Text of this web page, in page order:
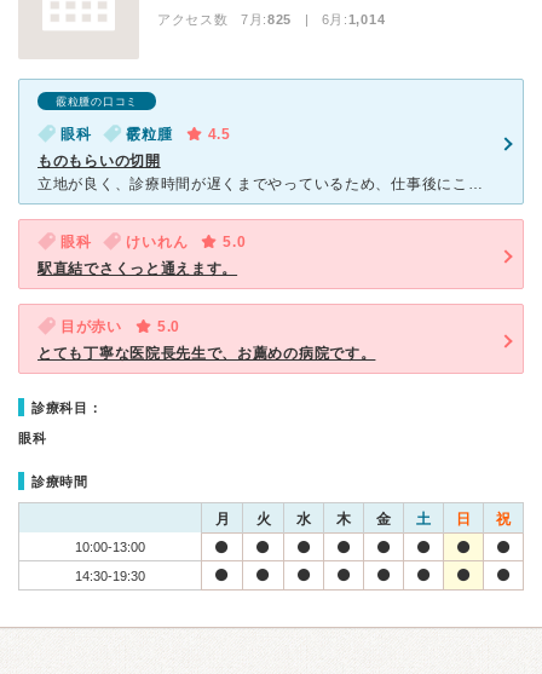
アクセス数 7月:825 | 6月:1,014
霰粒腫の口コミ
眼科 霰粒腫
4.5
ものもらいの切開
立地が良く、診療時間が遅くまでやっているため、仕事後にこちらに通っています。 通常はコンタクトを作るために来ているのですが、 その日はものもらいの切開をするために掛かりました。 病院に来られ
眼科 けいれん
5.0
駅直結でさくっと通えます。
目が赤い
5.0
とても丁寧な医院長先生で、お薦めの病院です。
診療科目：
眼科
診療時間
月 火 水 木 金 土 日 祝
10:00-13:00
14:30-19:30